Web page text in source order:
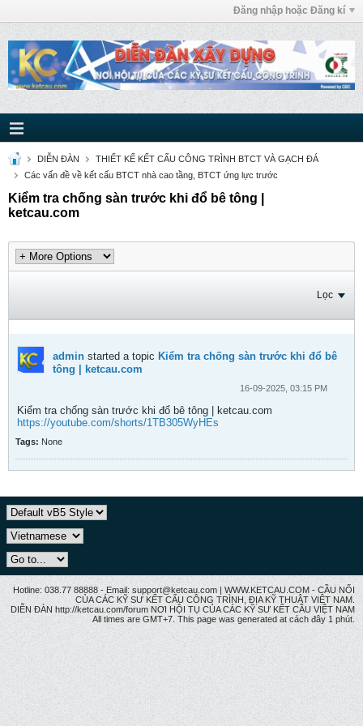
Đăng nhập hoặc Đăng kí
DIỄN ĐÀN
THIẾT KẾ KẾT CẤU CÔNG TRÌNH BTCT VÀ GẠCH ĐÁ
Các vấn đề về kết cấu BTCT nhà cao tầng, BTCT ứng lực trước
Kiểm tra chống sàn trước khi đổ bê tông |
ketcau.com
Lọc
admin started a topic Kiểm tra chống sàn trước khi đổ bê
tông | ketcau.com
16-09-2025, 03:15 PM
Kiểm tra chống sàn trước khi đổ bê tông | ketcau.com
https://youtube.com/shorts/1TB305WyHEs
Tags: None
Hotline: 038.77 88888 - Email: support@ketcau.com | WWW.KETCAU.COM - CẦU NỐI
CỦA CÁC KỸ SƯ KẾT CẤU CÔNG TRÌNH, ĐỊA KỸ THUẬT VIỆT NAM.
DIỄN ĐÀN http://ketcau.com/forum NƠI HỘI TỤ CỦA CÁC KỸ SƯ KẾT CÂU VIỆT NAM
All times are GMT+7. This page was generated at cách đây 1 phút.